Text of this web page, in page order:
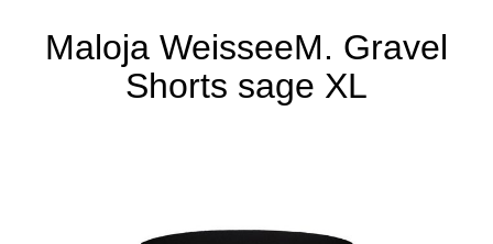
Maloja WeisseeM. Gravel
Shorts sage XL